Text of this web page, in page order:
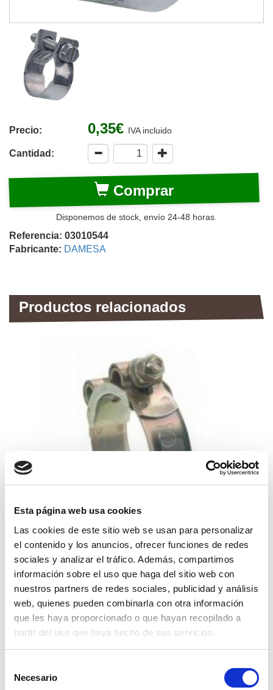
Esta página web usa cookies
Las cookies de este sitio web se usan para personalizar
el contenido y los anuncios, ofrecer funciones de redes
sociales y analizar el tráfico. Además, compartimos
información sobre el uso que haga del sitio web con
nuestros partners de redes sociales, publicidad y análisis
web, quienes pueden combinarla con otra información
que les haya proporcionado o que hayan recopilado a
partir del uso que haya hecho de sus servicios.
Necesario
Precio: 0,35€ IVA incluido
Cantidad:
Comprar
Disponemos de stock, envío 24-48 horas.
Referencia: 03010544
Fabricante: DAMESA
Productos relacionados
abrazadera super 64-67 w1
3,21€ comprar